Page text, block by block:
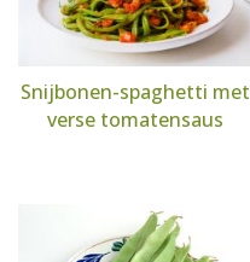
Snijbonen-spaghetti met
verse tomatensaus